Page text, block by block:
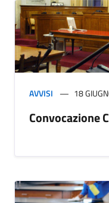
AVVISI 18
Convocazione